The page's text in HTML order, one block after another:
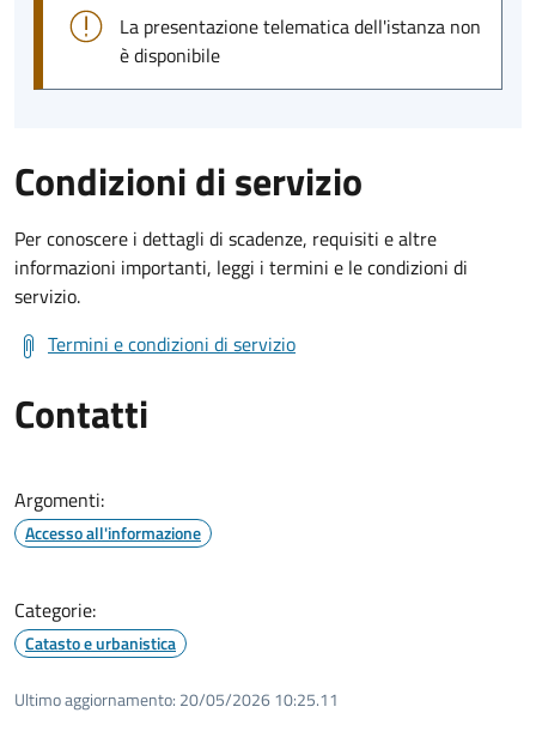
La presentazione telematica dell'istanza non
è disponibile
Condizioni di servizio
Per conoscere i dettagli di scadenze, requisiti e altre
informazioni importanti, leggi i termini e le condizioni di
servizio.
Termini e condizioni di servizio
Contatti
Argomenti:
Accesso all'informazione
Categorie:
Catasto e urbanistica
Ultimo aggiornamento: 20/05/2026 10:25.11